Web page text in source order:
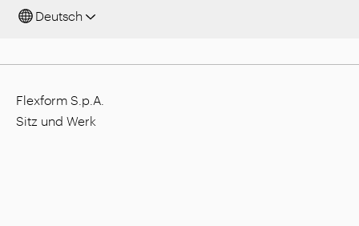
Deutsch
Flexform S.p.A.
Sitz und Werk